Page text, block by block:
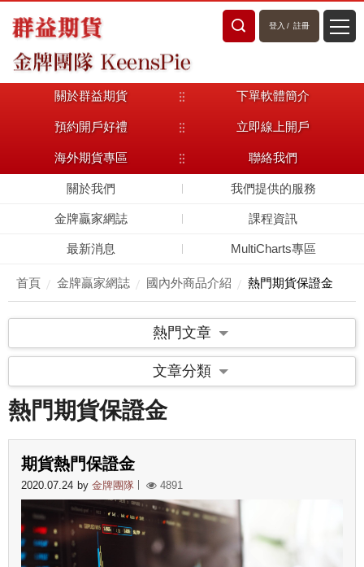
登入 / 註冊
關於群益期貨 下單軟體簡介
預約開戶好禮 立即線上開戶
海外期貨專區 聯絡我們
關於我們 我們提供的服務
金牌贏家網誌 課程資訊
最新消息 MultiCharts專區
首頁 金牌贏家網誌 國內外商品介紹 熱門期貨保證金
熱門文章
文章分類
熱門期貨保證金
期貨熱門保證金
2020.07.24 by 金牌團隊 4891